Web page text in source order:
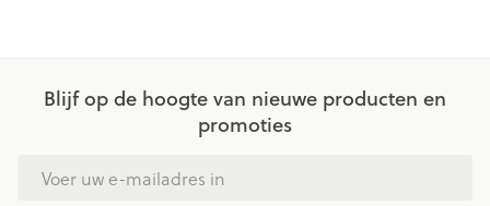
Blijf op de hoogte van nieuwe producten en
promoties